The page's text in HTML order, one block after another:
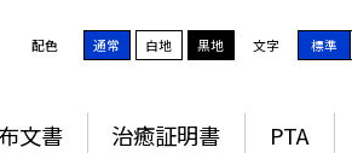
配色 通常 白地 黒地 文字 標準
文書 治癒証明書 PTA